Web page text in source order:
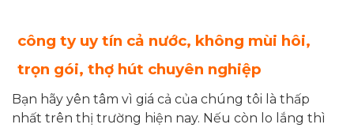
công ty uy tín cả nước, không mùi hôi,
trọn gói, thợ hút chuyên nghiệp
Bạn hãy yên tâm vì giá cả của chúng tôi là thấp
nhất trên thị trường hiện nay. Nếu còn lo lắng thì